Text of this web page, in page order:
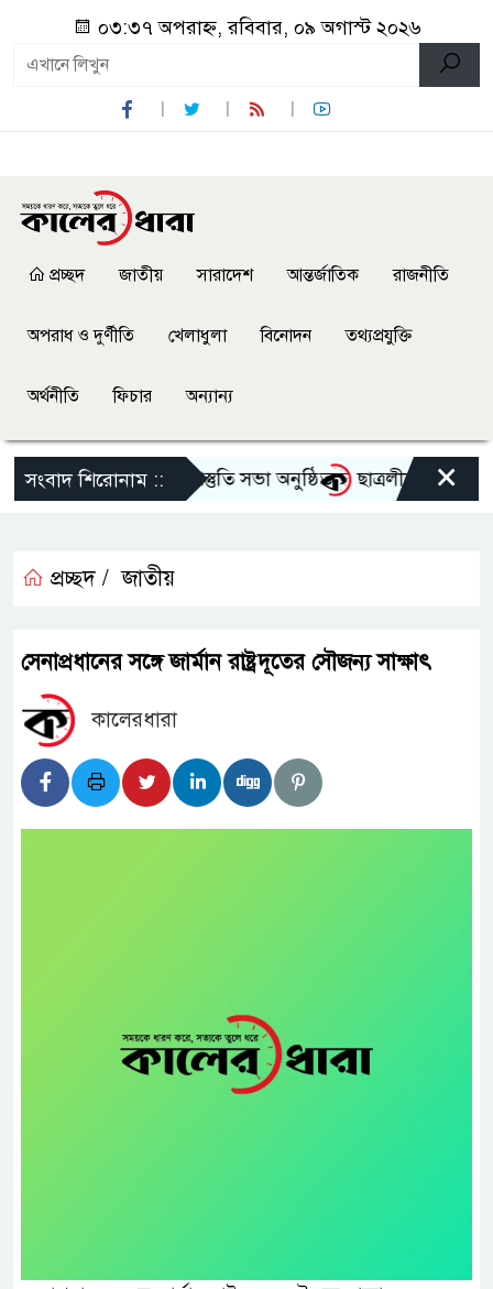
০৩:৩৭ অপরাহ্ন, রবিবার, ০৯ অগাস্ট ২০২৬
প্রচ্ছদ জাতীয় সারাদেশ আন্তর্জাতিক রাজনীতি
অপরাধ ও দুর্ণীতি খেলাধুলা বিনোদন তথ্যপ্রযুক্তি
অর্থনীতি ফিচার অন্যান্য
সংবাদ শিরোনাম ::
২০২৬ এর আগাম প্রস্তুতি সভা অনুষ্ঠিত ছাত্রলীগের দোসর
×
প্রচ্ছদ / জাতীয়
সেনাপ্রধানের সঙ্গে জার্মান রাষ্ট্রদূতের সৌজন্য সাক্ষাৎ
কালেরধারা